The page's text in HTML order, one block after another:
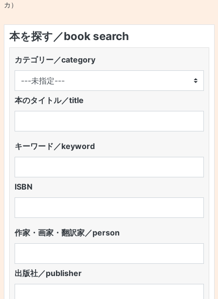
カ）
本を探す／book search
カテゴリー／category
本のタイトル／title
キーワード／keyword
ISBN
作家・画家・翻訳家／person
出版社／publisher